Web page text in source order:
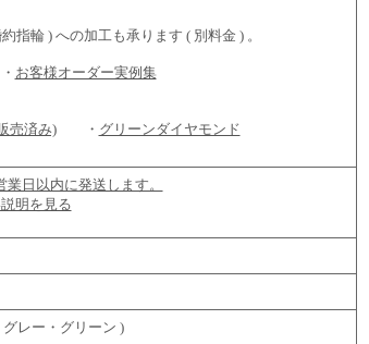
指輪 ) への加工も承ります ( 別料金 ) 。
お客様オーダー実例集
売済み)・ グリーンダイヤモンド
日以内に発送します。
明を見る
レー・グリーン )